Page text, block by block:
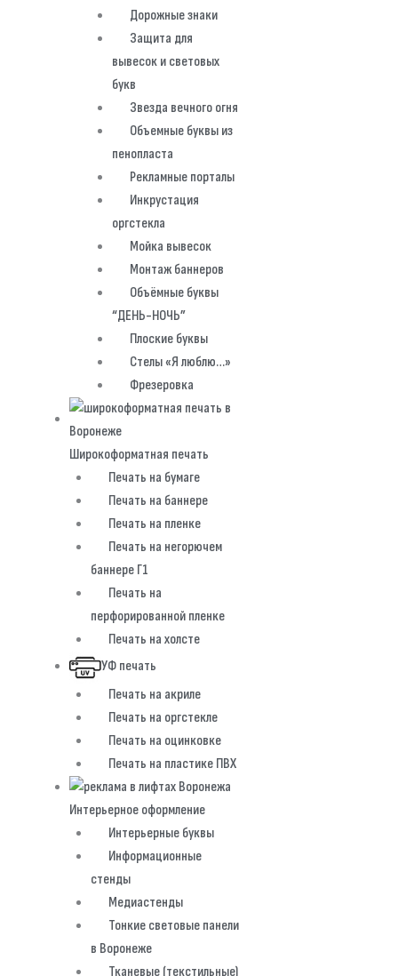
Дорожные знаки
Защита для
вывесок и световых
букв
Звезда вечного огня
Объемные буквы из
пенопласта
Рекламные порталы
Инкрустация
оргстекла
Мойка вывесок
Монтаж баннеров
Объёмные буквы
“ДЕНЬ-НОЧЬ”
Плоские буквы
Стелы «Я люблю…»
Фрезеровка
Широкоформатная печать
Печать на бумаге
Печать на баннере
Печать на пленке
Печать на негорючем
баннере Г1
Печать на
перфорированной пленке
Печать на холсте
УФ печать
Печать на акриле
Печать на оргстекле
Печать на оцинковке
Печать на пластике ПВХ
Интерьерное оформление
Интерьерные буквы
Информационные
стенды
Медиастенды
Тонкие световые панели
в Воронеже
Тканевые (текстильные)